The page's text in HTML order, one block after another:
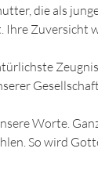
die als
Zuversicht
Worte.
So wird